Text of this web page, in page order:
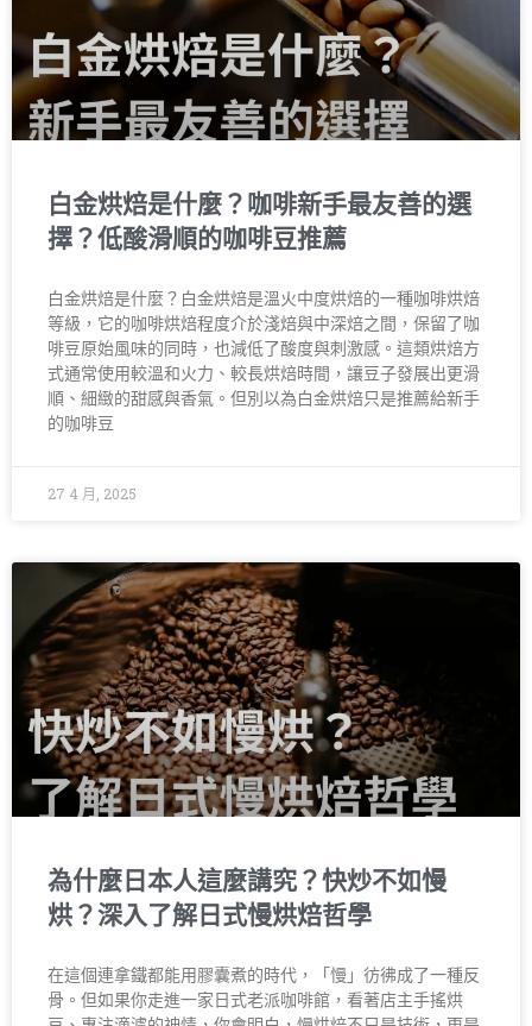
白金烘焙是什麼？咖啡新手最友善的選
擇？低酸滑順的咖啡豆推薦
白金烘焙是什麼？白金烘焙是溫火中度烘焙的一種咖啡烘焙
等級，它的咖啡烘焙程度介於淺焙與中深焙之間，保留了咖
啡豆原始風味的同時，也減低了酸度與刺激感。這類烘焙方
式通常使用較溫和火力、較長烘焙時間，讓豆子發展出更滑
順、細緻的甜感與香氣。但別以為白金烘焙只是推薦給新手
的咖啡豆
27 4 月, 2025
為什麼日本人這麼講究？快炒不如慢
烘？深入了解日式慢烘焙哲學
在這個連拿鐵都能用膠囊煮的時代，「慢」彷彿成了一種反
骨。但如果你走進一家日式老派咖啡館，看著店主手搖烘